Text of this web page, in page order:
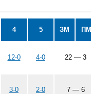
4 5 ЗМ ПМ
12-0 4-0 22 — 3
3-0 2-0 7 — 6